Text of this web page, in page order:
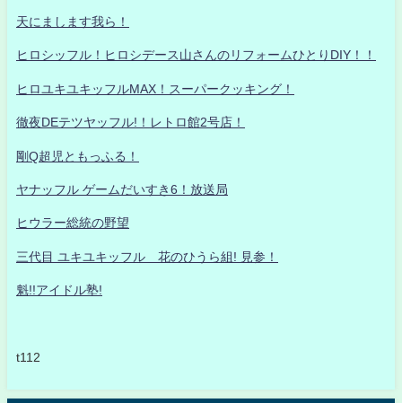
天にまします我ら！
ヒロシッフル！ヒロシデース山さんのリフォームひとりDIY！！
ヒロユキユキッフルMAX！スーパークッキング！
徹夜DEテツヤッフル!！レトロ館2号店！
剛Q超児ともっふる！
ヤナッフル ゲームだいすき6！放送局
ヒウラー総統の野望
三代目 ユキユキッフル 花のひうら組! 見参！
魁!!アイドル塾!
t112